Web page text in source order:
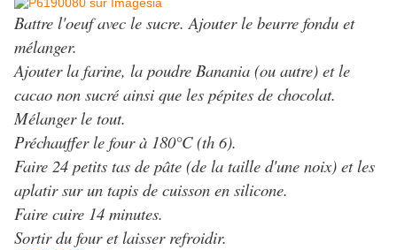
Battre l'oeuf avec le sucre. Ajouter le beurre fondu et
mélanger.
Ajouter la farine, la poudre Banania (ou autre) et le
cacao non sucré ainsi que les pépites de chocolat.
Mélanger le tout.
Préchauffer le four à 180°C (th 6).
Faire 24 petits tas de pâte (de la taille d'une noix) et les
aplatir sur un tapis de cuisson en silicone.
Faire cuire 14 minutes.
Sortir du four et laisser refroidir.